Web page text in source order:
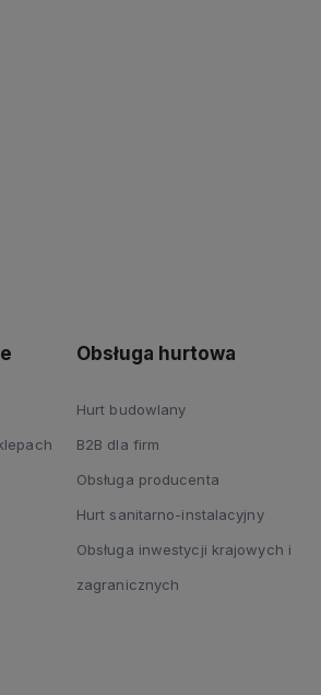
Obsługa hurtowa
Hurt budowlany
B2B dla firm
Obsługa producenta
Hurt sanitarno-instalacyjny
Obsługa inwestycji krajowych i
zagranicznych